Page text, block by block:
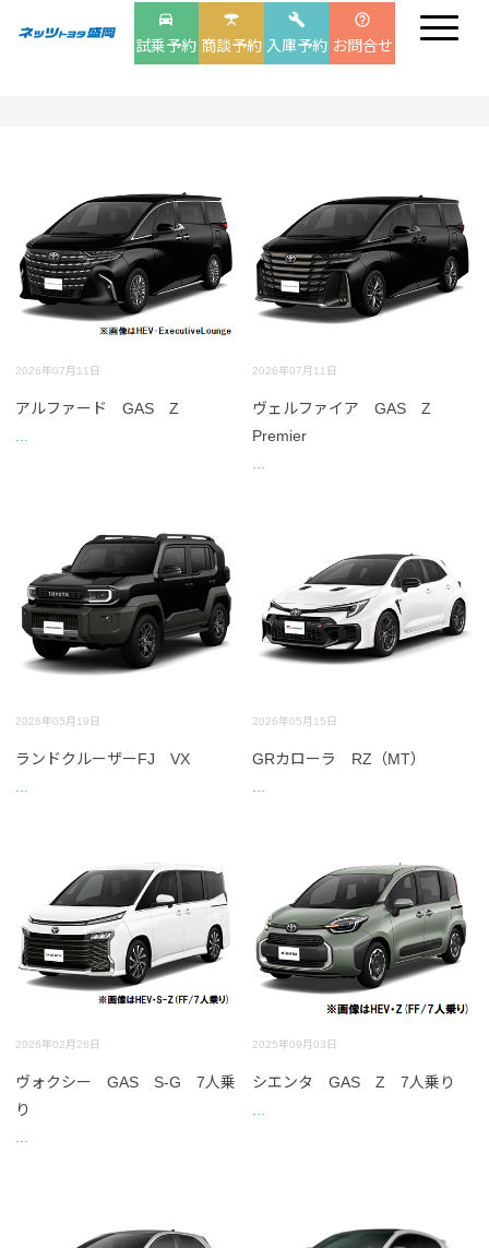
drive_eta
試乗予約
table_bar
商談予約
build
入庫予約
help_outline
お問合せ
2026年07月11日
アルファード GAS Z
2026年07月11日
ヴェルファイア GAS Z
Premier
2026年05月19日
ランドクルーザーFJ VX
2026年05月15日
GRカローラ RZ（MT）
2026年02月26日
ヴォクシー GAS S-G 7人乗
り
2025年09月03日
シエンタ GAS Z 7人乗り